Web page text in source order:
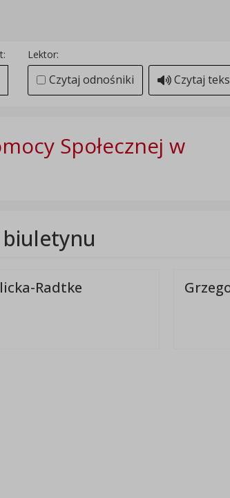
literami
i margines między paragrafami
ustawienia domyślne
Lektor:
Czytaj odnośniki Czytaj
Społecznej w
Radtke